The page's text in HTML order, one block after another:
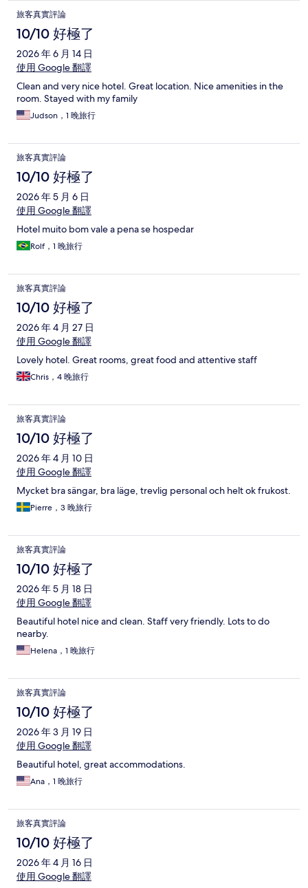
旅客真實評論
10/10 好極了
2026 年 6 月 14 日
使用 Google 翻譯
Clean and very nice hotel. Great location. Nice amenities in the
room. Stayed with my family
Judson，1 晚旅行
旅客真實評論
10/10 好極了
2026 年 5 月 6 日
使用 Google 翻譯
Hotel muito bom vale a pena se hospedar
Rolf，1 晚旅行
旅客真實評論
10/10 好極了
2026 年 4 月 27 日
使用 Google 翻譯
Lovely hotel. Great rooms, great food and attentive staff
Chris，4 晚旅行
旅客真實評論
10/10 好極了
2026 年 4 月 10 日
使用 Google 翻譯
Mycket bra sängar, bra läge, trevlig personal och helt ok frukost.
Pierre，3 晚旅行
旅客真實評論
10/10 好極了
2026 年 5 月 18 日
使用 Google 翻譯
Beautiful hotel nice and clean. Staff very friendly. Lots to do
nearby.
Helena，1 晚旅行
旅客真實評論
10/10 好極了
2026 年 3 月 19 日
使用 Google 翻譯
Beautiful hotel, great accommodations.
Ana，1 晚旅行
旅客真實評論
10/10 好極了
2026 年 4 月 16 日
使用 Google 翻譯